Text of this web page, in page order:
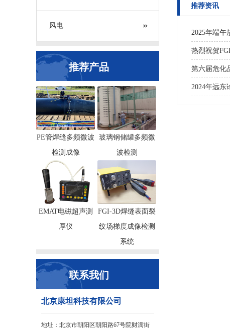
风电
推荐产品
PE管焊缝多频微波
检测成像
玻璃钢储罐多频微
波检测
EMAT电磁超声测
厚仪
FGI-3D焊缝表面裂
纹场梯度成像检测
系统
联系我们
北京康坦科技有限公司
地址：北京市朝阳区朝阳路67号院财满街
推荐资讯
2025年端午
热烈祝贺
第六届危化
2024年远东